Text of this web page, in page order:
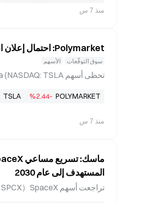
منذ 7 س
Polymarket: احتمال إعلان اندماج شركتي Tesla وSpaceX في عام 2026 لا يتجاوز 18٪
سوق التوقّعات الأسهم
POLYMARKET
%2.44-
TSLA
منذ 7 س
المستهدف إلى عام 2030